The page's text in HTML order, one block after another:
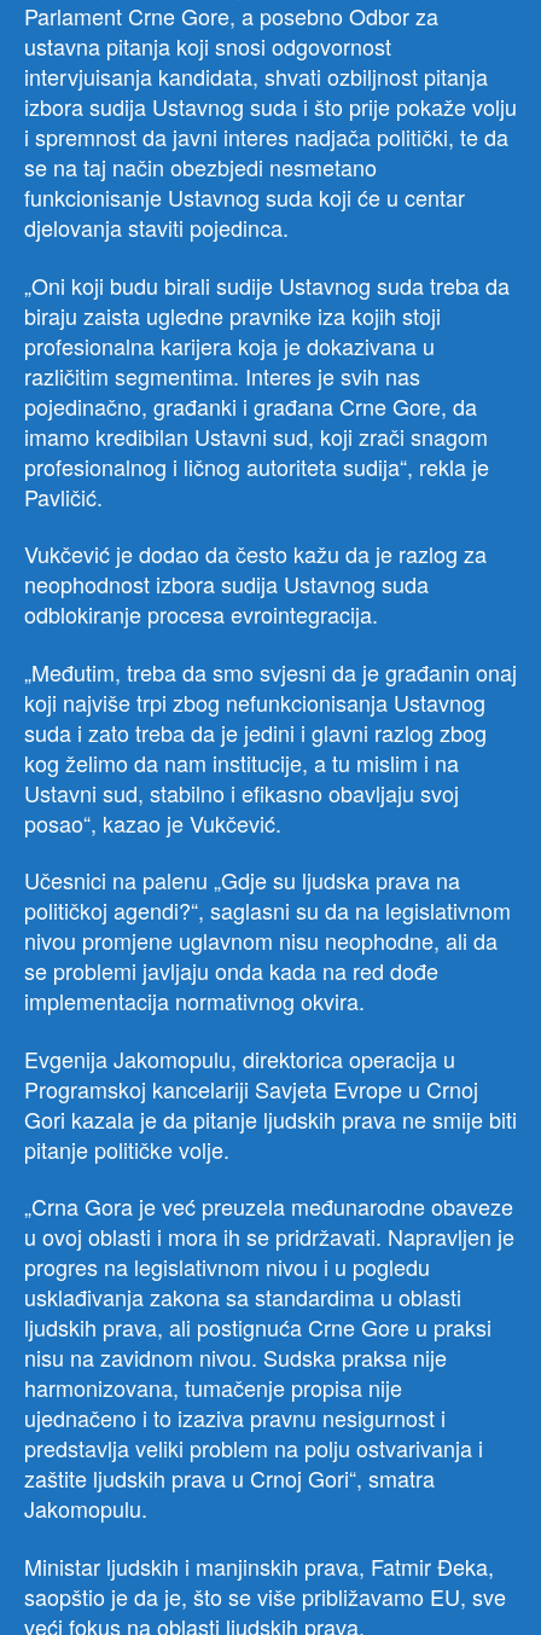
Parlament Crne Gore, a posebno Odbor za
ustavna pitanja koji snosi odgovornost
intervjuisanja kandidata, shvati ozbiljnost pitanja
izbora sudija Ustavnog suda i što prije pokaže volju
i spremnost da javni interes nadjača politički, te da
se na taj način obezbjedi nesmetano
funkcionisanje Ustavnog suda koji će u centar
djelovanja staviti pojedinca.
„Oni koji budu birali sudije Ustavnog suda treba da
biraju zaista ugledne pravnike iza kojih stoji
profesionalna karijera koja je dokazivana u
različitim segmentima. Interes je svih nas
pojedinačno, građanki i građana Crne Gore, da
imamo kredibilan Ustavni sud, koji zrači snagom
profesionalnog i ličnog autoriteta sudija“, rekla je
Pavličić.
Vukčević je dodao da često kažu da je razlog za
neophodnost izbora sudija Ustavnog suda
odblokiranje procesa evrointegracija.
„Međutim, treba da smo svjesni da je građanin onaj
koji najviše trpi zbog nefunkcionisanja Ustavnog
suda i zato treba da je jedini i glavni razlog zbog
kog želimo da nam institucije, a tu mislim i na
Ustavni sud, stabilno i efikasno obavljaju svoj
posao“, kazao je Vukčević.
Učesnici na palenu „Gdje su ljudska prava na
političkoj agendi?“, saglasni su da na legislativnom
nivou promjene uglavnom nisu neophodne, ali da
se problemi javljaju onda kada na red dođe
implementacija normativnog okvira.
Evgenija Jakomopulu, direktorica operacija u
Programskoj kancelariji Savjeta Evrope u Crnoj
Gori kazala je da pitanje ljudskih prava ne smije biti
pitanje političke volje.
„Crna Gora je već preuzela međunarodne obaveze
u ovoj oblasti i mora ih se pridržavati. Napravljen je
progres na legislativnom nivou i u pogledu
usklađivanja zakona sa standardima u oblasti
ljudskih prava, ali postignuća Crne Gore u praksi
nisu na zavidnom nivou. Sudska praksa nije
harmonizovana, tumačenje propisa nije
ujednačeno i to izaziva pravnu nesigurnost i
predstavlja veliki problem na polju ostvarivanja i
zaštite ljudskih prava u Crnoj Gori“, smatra
Jakomopulu.
Ministar ljudskih i manjinskih prava, Fatmir Đeka,
saopštio je da je, što se više približavamo EU, sve
veći fokus na oblasti ljudskih prava.